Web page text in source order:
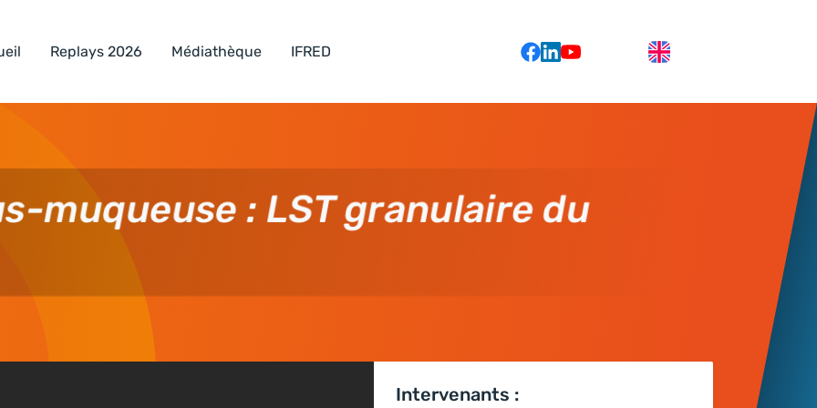
Replays 2026 Médiathèque IFRED
muqueuse : LST granulaire du
Intervenants :